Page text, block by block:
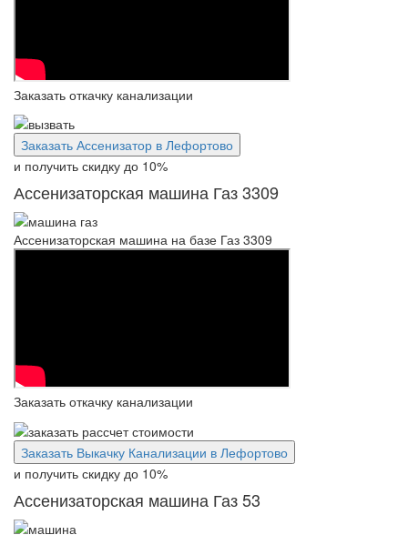
Заказать откачку канализации
Заказать Ассенизатор в Лефортово
и получить скидку до 10%
Ассенизаторская машина Газ 3309
Ассенизаторская машина на базе Газ 3309
Заказать откачку канализации
Заказать Выкачку Канализации в Лефортово
и получить скидку до 10%
Ассенизаторская машина Газ 53